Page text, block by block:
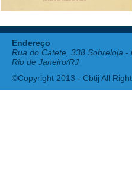
Endereço
Rua do Catete, 338 Sobreloja -
Rio de Janeiro/RJ
©Copyright 2013 - Cbtij All